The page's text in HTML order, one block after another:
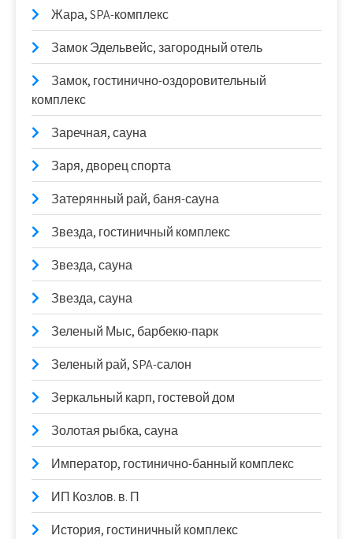
Жара, SPA-комплекс
Замок Эдельвейс, загородный отель
Замок, гостинично-оздоровительный
комплекс
Заречная, сауна
Заря, дворец спорта
Затерянный рай, баня-сауна
Звезда, гостиничный комплекс
Звезда, сауна
Звезда, сауна
Зеленый Мыс, барбекю-парк
Зеленый рай, SPA-салон
Зеркальный карп, гостевой дом
Золотая рыбка, сауна
Император, гостинично-банный комплекс
ИП Козлов. в. П
История, гостиничный комплекс